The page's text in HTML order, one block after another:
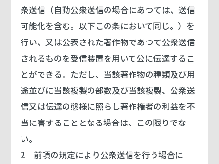
衆送信（自動公衆送信の場合にあつては、送信
可能化を含む。以下この条において同じ。）を
行い、又は公表された著作物であつて公衆送信
されるものを受信装置を用いて公に伝達するこ
とができる。ただし、当該著作物の種類及び用
途並びに当該複製の部数及び当該複製、公衆送
信又は伝達の態様に照らし著作権者の利益を不
当に害することとなる場合は、この限りでな
い。
2 前項の規定により公衆送信を行う場合に